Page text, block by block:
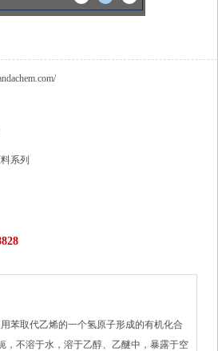
系列
苯取代乙烯的一个氢原子形成的有机化合
，不溶于水，溶于乙醇、乙醚中，暴露于空